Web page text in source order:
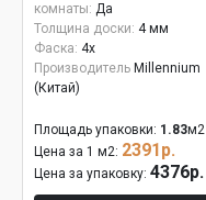
комнаты: Да
Толщина доски: 4 мм
Фаска: 4x
Производитель Millennium
(Китай)
Площадь упаковки: 1.83м2
Цена за 1 м2: 2391р.
Цена за упаковку: 4376р.